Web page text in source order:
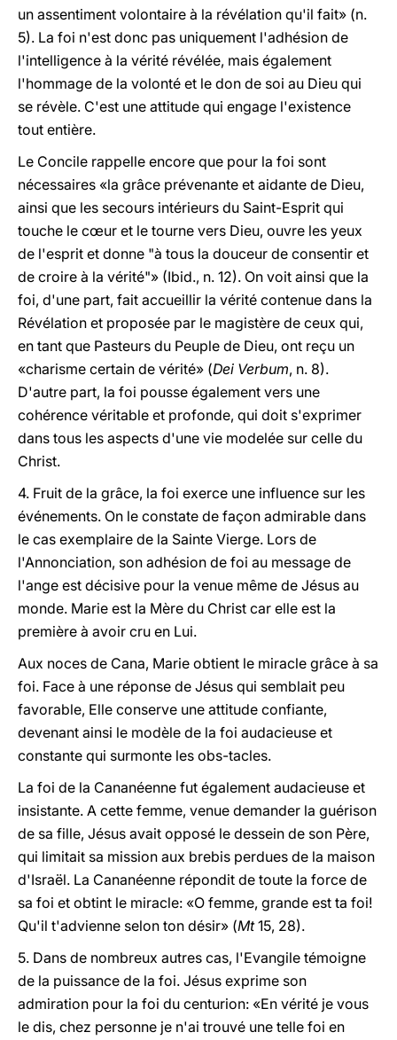
un assentiment volontaire à la révélation qu'il fait» (n.
5). La foi n'est donc pas uniquement l'adhésion de
l'intelligence à la vérité révélée, mais également
l'hommage de la volonté et le don de soi au Dieu qui
se révèle. C'est une attitude qui engage l'existence
tout entière.
Le Concile rappelle encore que pour la foi sont
nécessaires «la grâce prévenante et aidante de Dieu,
ainsi que les secours intérieurs du Saint-Esprit qui
touche le cœur et le tourne vers Dieu, ouvre les yeux
de l'esprit et donne "à tous la douceur de consentir et
de croire à la vérité"» (Ibid., n. 12). On voit ainsi que la
foi, d'une part, fait accueillir la vérité contenue dans la
Révélation et proposée par le magistère de ceux qui,
en tant que Pasteurs du Peuple de Dieu, ont reçu un
«charisme certain de vérité» (Dei Verbum, n. 8).
D'autre part, la foi pousse également vers une
cohérence véritable et profonde, qui doit s'exprimer
dans tous les aspects d'une vie modelée sur celle du
Christ.
4. Fruit de la grâce, la foi exerce une influence sur les
événements. On le constate de façon admirable dans
le cas exemplaire de la Sainte Vierge. Lors de
l'Annonciation, son adhésion de foi au message de
l'ange est décisive pour la venue même de Jésus au
monde. Marie est la Mère du Christ car elle est la
première à avoir cru en Lui.
Aux noces de Cana, Marie obtient le miracle grâce à sa
foi. Face à une réponse de Jésus qui semblait peu
favorable, Elle conserve une attitude confiante,
devenant ainsi le modèle de la foi audacieuse et
constante qui surmonte les obs-tacles.
La foi de la Cananéenne fut également audacieuse et
insistante. A cette femme, venue demander la guérison
de sa fille, Jésus avait opposé le dessein de son Père,
qui limitait sa mission aux brebis perdues de la maison
d'Israël. La Cananéenne répondit de toute la force de
sa foi et obtint le miracle: «O femme, grande est ta foi!
Qu'il t'advienne selon ton désir» (Mt15, 28).
5. Dans de nombreux autres cas, l'Evangile témoigne
de la puissance de la foi. Jésus exprime son
admiration pour la foi du centurion: «En vérité je vous
le dis, chez personne je n'ai trouvé une telle foi en